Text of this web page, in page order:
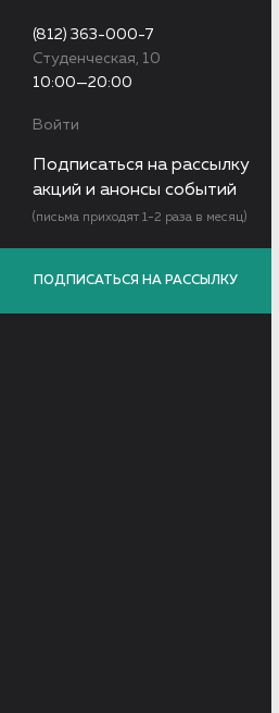
(812) 363-000-7
Студенческая, 10
10:00—20:00
Войти
Подписаться на рассылку
акций и анонсы событий
(письма приходят 1-2 раза в месяц)
ПОДПИСАТЬСЯ НА РАССЫЛКУ